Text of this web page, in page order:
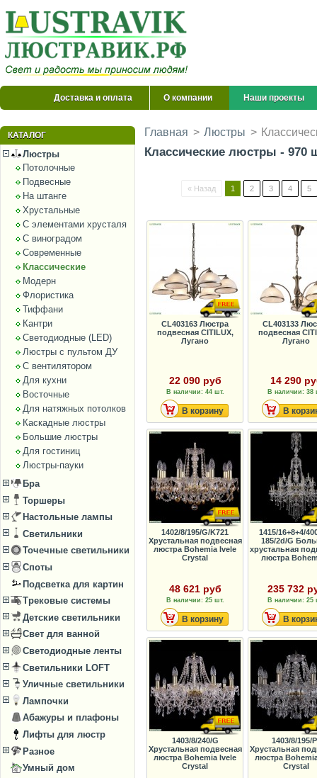
Доставка и оплата О компании Наши проекты
КАТАЛОГ
Люстры
Потолочные
Подвесные
На штанге
Хрустальные
С элементами хрусталя
С виноградом
Современные
Классические
Модерн
Флористика
Тиффани
Кантри
Светодиодные (LED)
Люстры с пультом ДУ
С вентилятором
Для кухни
Восточные
Для натяжных потолков
Каскадные люстры
Большие люстры
Для гостиниц
Люстры-пауки
Бра
Торшеры
Настольные лампы
Светильники
Точечные светильники
Споты
Подсветка для картин
Трековые системы
Детские светильники
Свет для ванной
Светодиодные ленты
Светильники LOFT
Уличные светильники
Лампочки
Абажуры и плафоны
Лифты для люстр
Разное
Умный дом
Главная > Люстры >
Классические люстры - 970
« Назад 1 2 3 4 5
CL403163 Люстра
подвесная CITILUX,
Лугано
22 090 руб
В наличии: 44 шт.
В корзину
CL403133
подвесная
Лугано
14 290
В наличии: 38
В
1402/8/195/G/K721
Хрустальная подвесная
люстра Bohemia Ivele
Crystal
48 621 руб
В наличии: 25 шт.
В корзину
1415/16+8+4/
185/2d/G
хрустальная
люстра
235 732
В наличии: 25
В
1403/8/240/G
Хрустальная подвесная
люстра Bohemia Ivele
Crystal
1403/8/195/
Хрустальная
люстра
Crystal